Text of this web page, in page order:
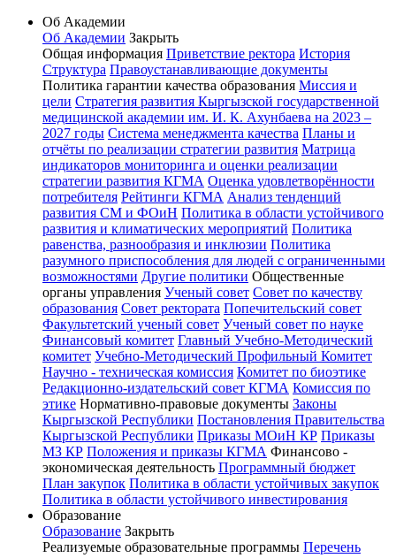
Об Академии
Об Академии Закрыть
Общая информация Приветствие ректора История
Структура Правоустанавливающие документы
Политика гарантии качества образования Миссия и
цели Стратегия развития Кыргызской государственной
медицинской академии им. И. К. Ахунбаева на 2023 –
2027 годы Система менеджмента качества Планы и
отчёты по реализации стратегии развития Матрица
индикаторов мониторинга и оценки реализации
стратегии развития КГМА Оценка удовлетворённости
потребителя Рейтинги КГМА Анализ тенденций
развития СМ и ФОиН Политика в области устойчивого
развития и климатических мероприятий Политика
равенства, разнообразия и инклюзии Политика
разумного приспособления для людей с ограниченными
возможностями Другие политики Общественные
органы управления Ученый совет Совет по качеству
образования Совет ректората Попечительский совет
Факультетский ученый совет Ученый совет по науке
Финансовый комитет Главный Учебно-Методический
комитет Учебно-Методический Профильный Комитет
Научно - техническая комиссия Комитет по биоэтике
Редакционно-издательский совет КГМА Комиссия по
этике Нормативно-правовые документы Законы
Кыргызской Республики Постановления Правительства
Кыргызской Республики Приказы МОиН КР Приказы
МЗ КР Положения и приказы КГМА Финансово -
экономическая деятельность Программный бюджет
План закупок Политика в области устойчивых закупок
Политика в области устойчивого инвестирования
Образование
Образование Закрыть
Реализуемые образовательные программы Перечень